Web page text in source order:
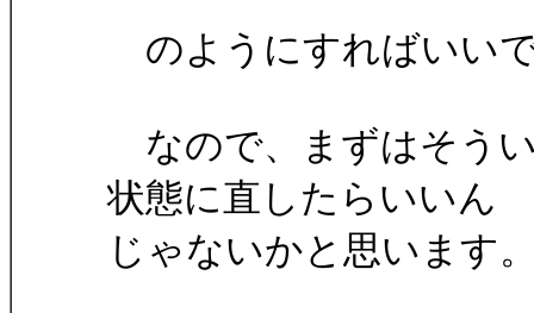
のようにすればいい
なので、まずはそう
状態に直したらいいん
じゃないかと思います